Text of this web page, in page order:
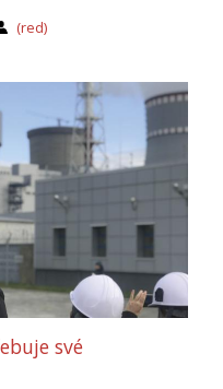
(red)
své